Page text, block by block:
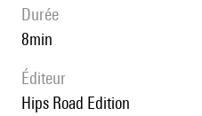
durée
8min
éditeur
Hips Road Edition